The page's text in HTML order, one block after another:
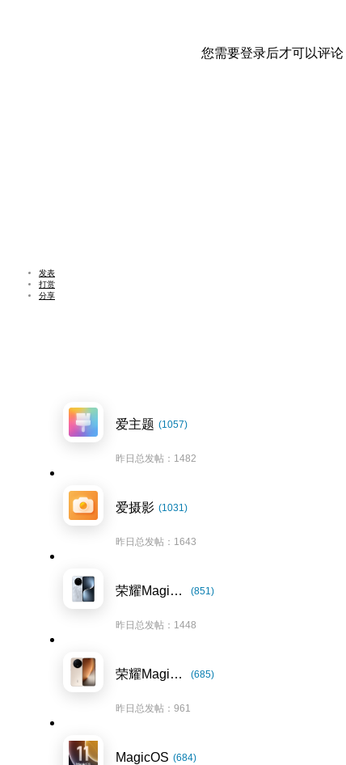
您需要登录后才可以评论
发表
打赏
分享
爱主题 (1057)
昨日总发帖：1482
爱摄影 (1031)
昨日总发帖：1643
荣耀Magic7系列 (851)
昨日总发帖：1448
荣耀Magic8系列 (685)
昨日总发帖：961
MagicOS (684)